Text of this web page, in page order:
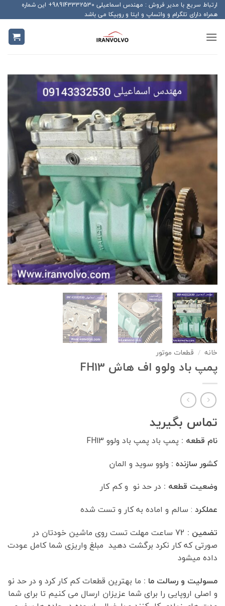
Skip
to
content
ارتباط سریع با مدیر فروش : مهندس اسماعیلی 989143332530+ این شماره
همراه دارای تلگرام و واتساپ و ایتا و روبیکا می باشد
خانه / قطعات موتور
پمپ باد ولوو اف هاش FH13
تماس بگیرید
نام قطعه : پمپ باد پمپ باد ولوو FH13
کشور سازنده : ولوو سوید و المان
وضعیت قطعه : در حد نو و کم کار
عملکرد : سالم و اماده به کار و تست شده
تضمین :
72 ساعت مهلت تست روی ماشین خودتان در
صورتی که کار نکرد برگشت دهید مبلغ واریزی شما کامل عودت
داده میشود
مسولیت و رسالت ما : ما بهترین قطعات کم کار کرد و در حد نو
و اصلی اروپایی را برای شما عزیزان ارسال می کنیم تا برای شما